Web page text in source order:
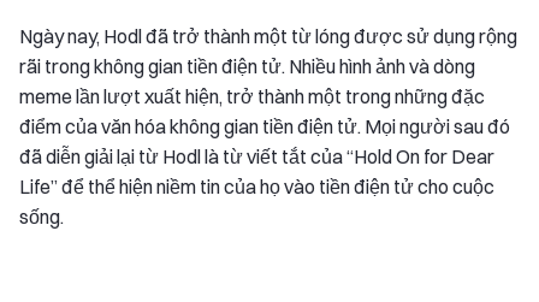
Ngày nay, Hodl đã trở thành một từ lóng được sử dụng rộng
rãi trong không gian tiền điện tử. Nhiều hình ảnh và dòng
meme lần lượt xuất hiện, trở thành một trong những đặc
điểm của văn hóa không gian tiền điện tử. Mọi người sau đó
đã diễn giải lại từ Hodl là từ viết tắt của “Hold On for Dear
Life” để thể hiện niềm tin của họ vào tiền điện tử cho cuộc
sống.